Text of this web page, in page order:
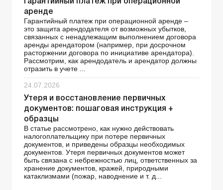
Гарантийный платеж при операционной
аренде
Гарантийный платеж при операционной аренде –
это защита арендодателя от возможных убытков,
связанных с ненадлежащим выполнением договора
аренды арендатором (например, при досрочном
расторжении договора по инициативе арендатора).
Рассмотрим, как арендодатель и арендатор должны
отразить в учете ...
24.07.2026
Утеря и восстановление первичных
документов: пошаговая инструкция +
образцы
В статье рассмотрено, как нужно действовать
налогоплательщику при потере первичных
документов, и приведены образцы необходимых
документов. Утеря первичных документов может
быть связана с небрежностью лиц, ответственных за
хранение документов, кражей, природными
катаклизмами (пожар, наводнение и т. д...